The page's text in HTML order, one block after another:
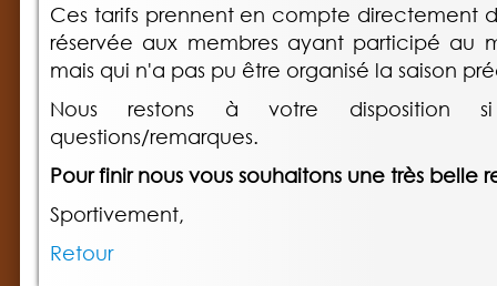
Ces tarifs prennent en compte directement
réservée aux membres ayant participé au
mais qui n'a pas pu être organisé la saison
Nous restons à votre disposition
questions/remarques.
Pour finir nous vous souhaitons une très belle
Sportivement,
Retour